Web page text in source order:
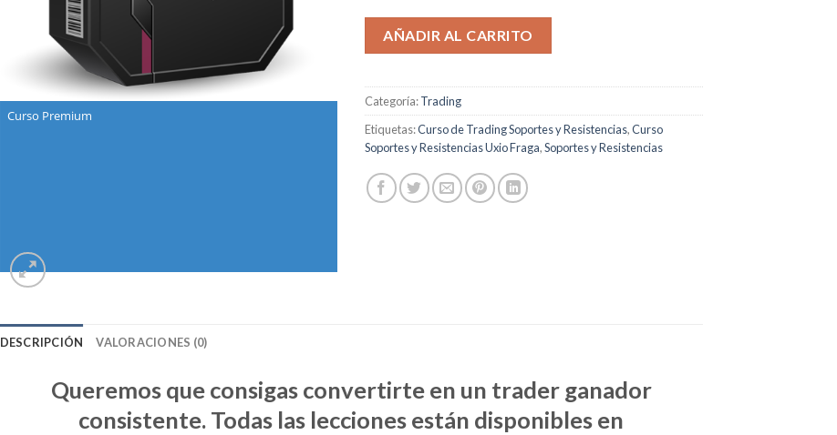
Curso Premium
AÑADIR AL CARRITO
Categoría:Trading
Etiquetas:Curso de Trading Soportes y Resistencias,Curso
Soportes y Resistencias Uxio Fraga,Soportes y Resistencias
DESCRIPCIÓN VALORACIONES (0)
Queremos que consigas convertirte en un trader ganador
consistente. Todas las lecciones están disponibles en